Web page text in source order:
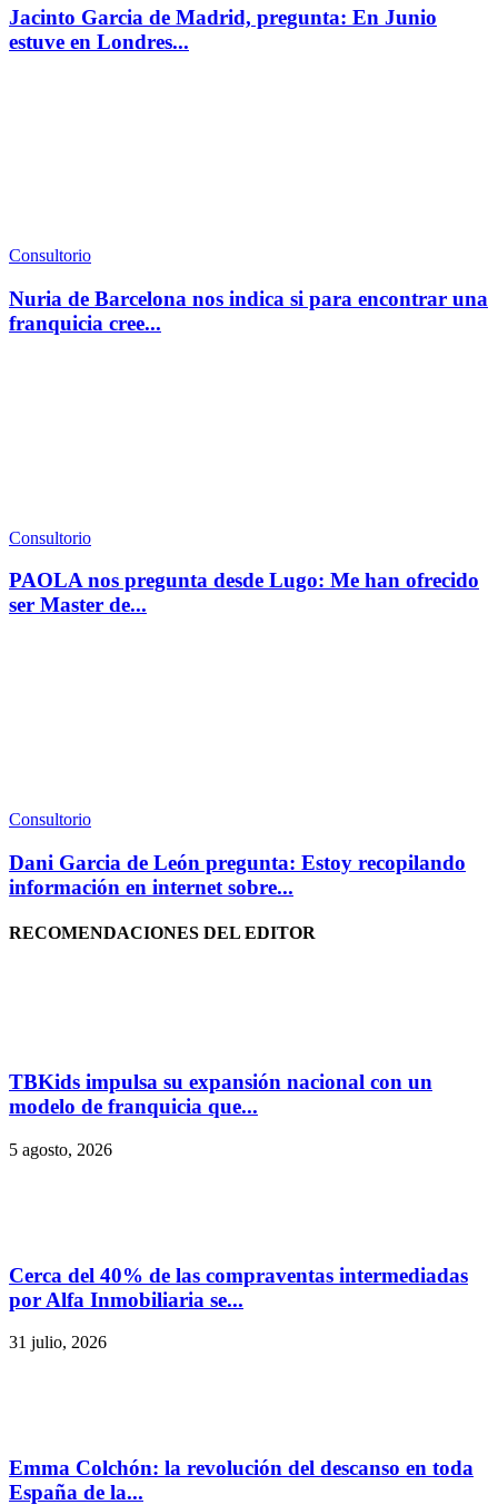
Jacinto Garcia de Madrid, pregunta: En Junio
estuve en Londres...
Consultorio
Nuria de Barcelona nos indica si para encontrar una
franquicia cree...
Consultorio
PAOLA nos pregunta desde Lugo: Me han ofrecido
ser Master de...
Consultorio
Dani Garcia de León pregunta: Estoy recopilando
información en internet sobre...
RECOMENDACIONES DEL EDITOR
TBKids impulsa su expansión nacional con un
modelo de franquicia que...
5 agosto, 2026
Cerca del 40% de las compraventas intermediadas
por Alfa Inmobiliaria se...
31 julio, 2026
Emma Colchón: la revolución del descanso en toda
España de la...